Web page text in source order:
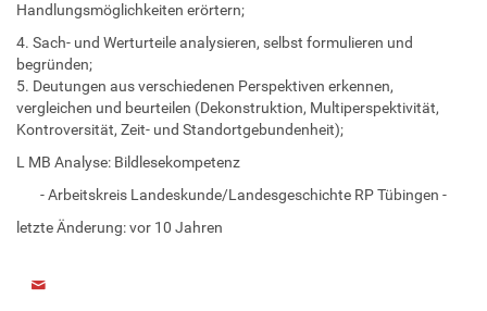
Handlungsmöglichkeiten erörtern;
4. Sach- und Werturteile analysieren, selbst formulieren und
begründen;
5. Deutungen aus verschiedenen Perspektiven erkennen,
vergleichen und beurteilen (Dekonstruktion, Multiperspektivität,
Kontroversität, Zeit- und Standortgebundenheit);
L MB Analyse: Bildlesekompetenz
- Arbeitskreis Landeskunde/Landesgeschichte RP Tübingen -
letzte Änderung:vor 10 Jahren